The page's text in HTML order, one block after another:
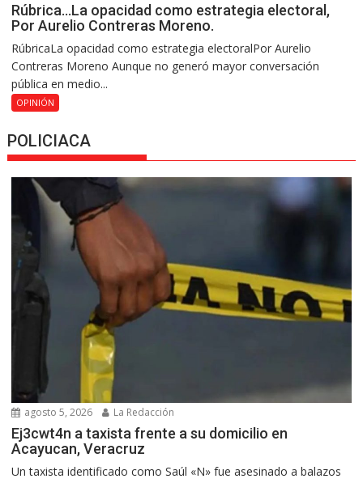
Rúbrica…La opacidad como estrategia electoral,
Por Aurelio Contreras Moreno.
RúbricaLa opacidad como estrategia electoralPor Aurelio
Contreras Moreno Aunque no generó mayor conversación
pública en medio...
OPINIÓN
POLICIACA
agosto 5, 2026 La Redacción
Ej3cwt4n a taxista frente a su domicilio en
Acayucan, Veracruz
Un taxista identificado como Saúl «N» fue asesinado a balazos